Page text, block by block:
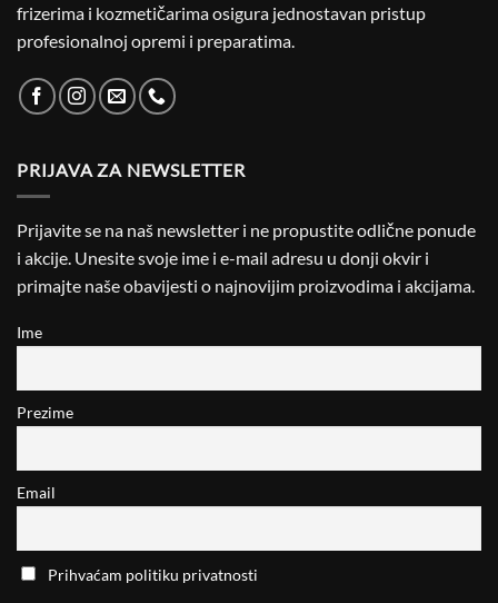
frizerima i kozmetičarima osigura jednostavan pristup
profesionalnoj opremi i preparatima.
PRIJAVA ZA NEWSLETTER
Prijavite se na naš newsletter i ne propustite odlične ponude
i akcije. Unesite svoje ime i e-mail adresu u donji okvir i
primajte naše obavijesti o najnovijim proizvodima i akcijama.
Ime
Prezime
Email
Prihvaćam politiku privatnosti